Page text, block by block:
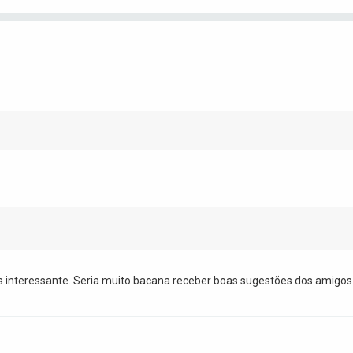
Seria muito bacana receber boas sugestões dos